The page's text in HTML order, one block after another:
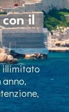
il
illimitato